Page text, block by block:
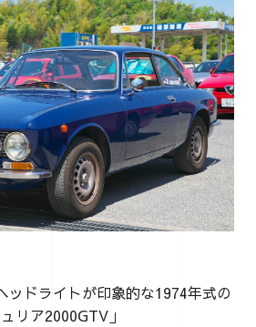
ッドライトが印象的な1974年式の
リア2000GTV」